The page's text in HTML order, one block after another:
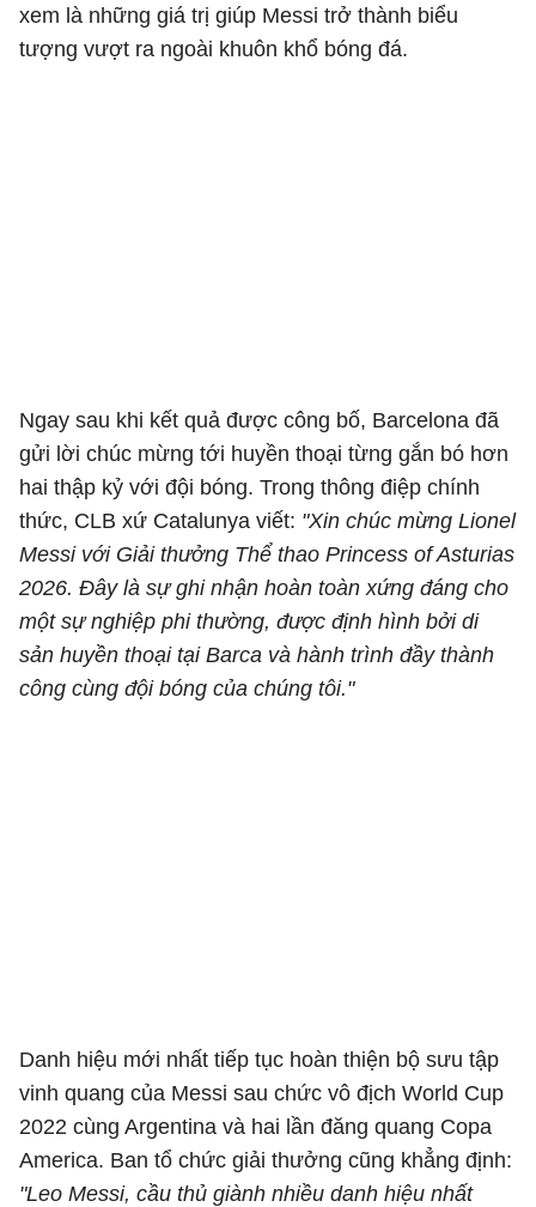
xem là những giá trị giúp Messi trở thành biểu
tượng vượt ra ngoài khuôn khổ bóng đá.
Ngay sau khi kết quả được công bố, Barcelona đã
gửi lời chúc mừng tới huyền thoại từng gắn bó hơn
hai thập kỷ với đội bóng. Trong thông điệp chính
thức, CLB xứ Catalunya viết: "Xin chúc mừng Lionel
Messi với Giải thưởng Thể thao Princess of Asturias
2026. Đây là sự ghi nhận hoàn toàn xứng đáng cho
một sự nghiệp phi thường, được định hình bởi di
sản huyền thoại tại Barca và hành trình đầy thành
công cùng đội bóng của chúng tôi."
Danh hiệu mới nhất tiếp tục hoàn thiện bộ sưu tập
vinh quang của Messi sau chức vô địch World Cup
2022 cùng Argentina và hai lần đăng quang Copa
America. Ban tổ chức giải thưởng cũng khẳng định:
"Leo Messi, cầu thủ giành nhiều danh hiệu nhất